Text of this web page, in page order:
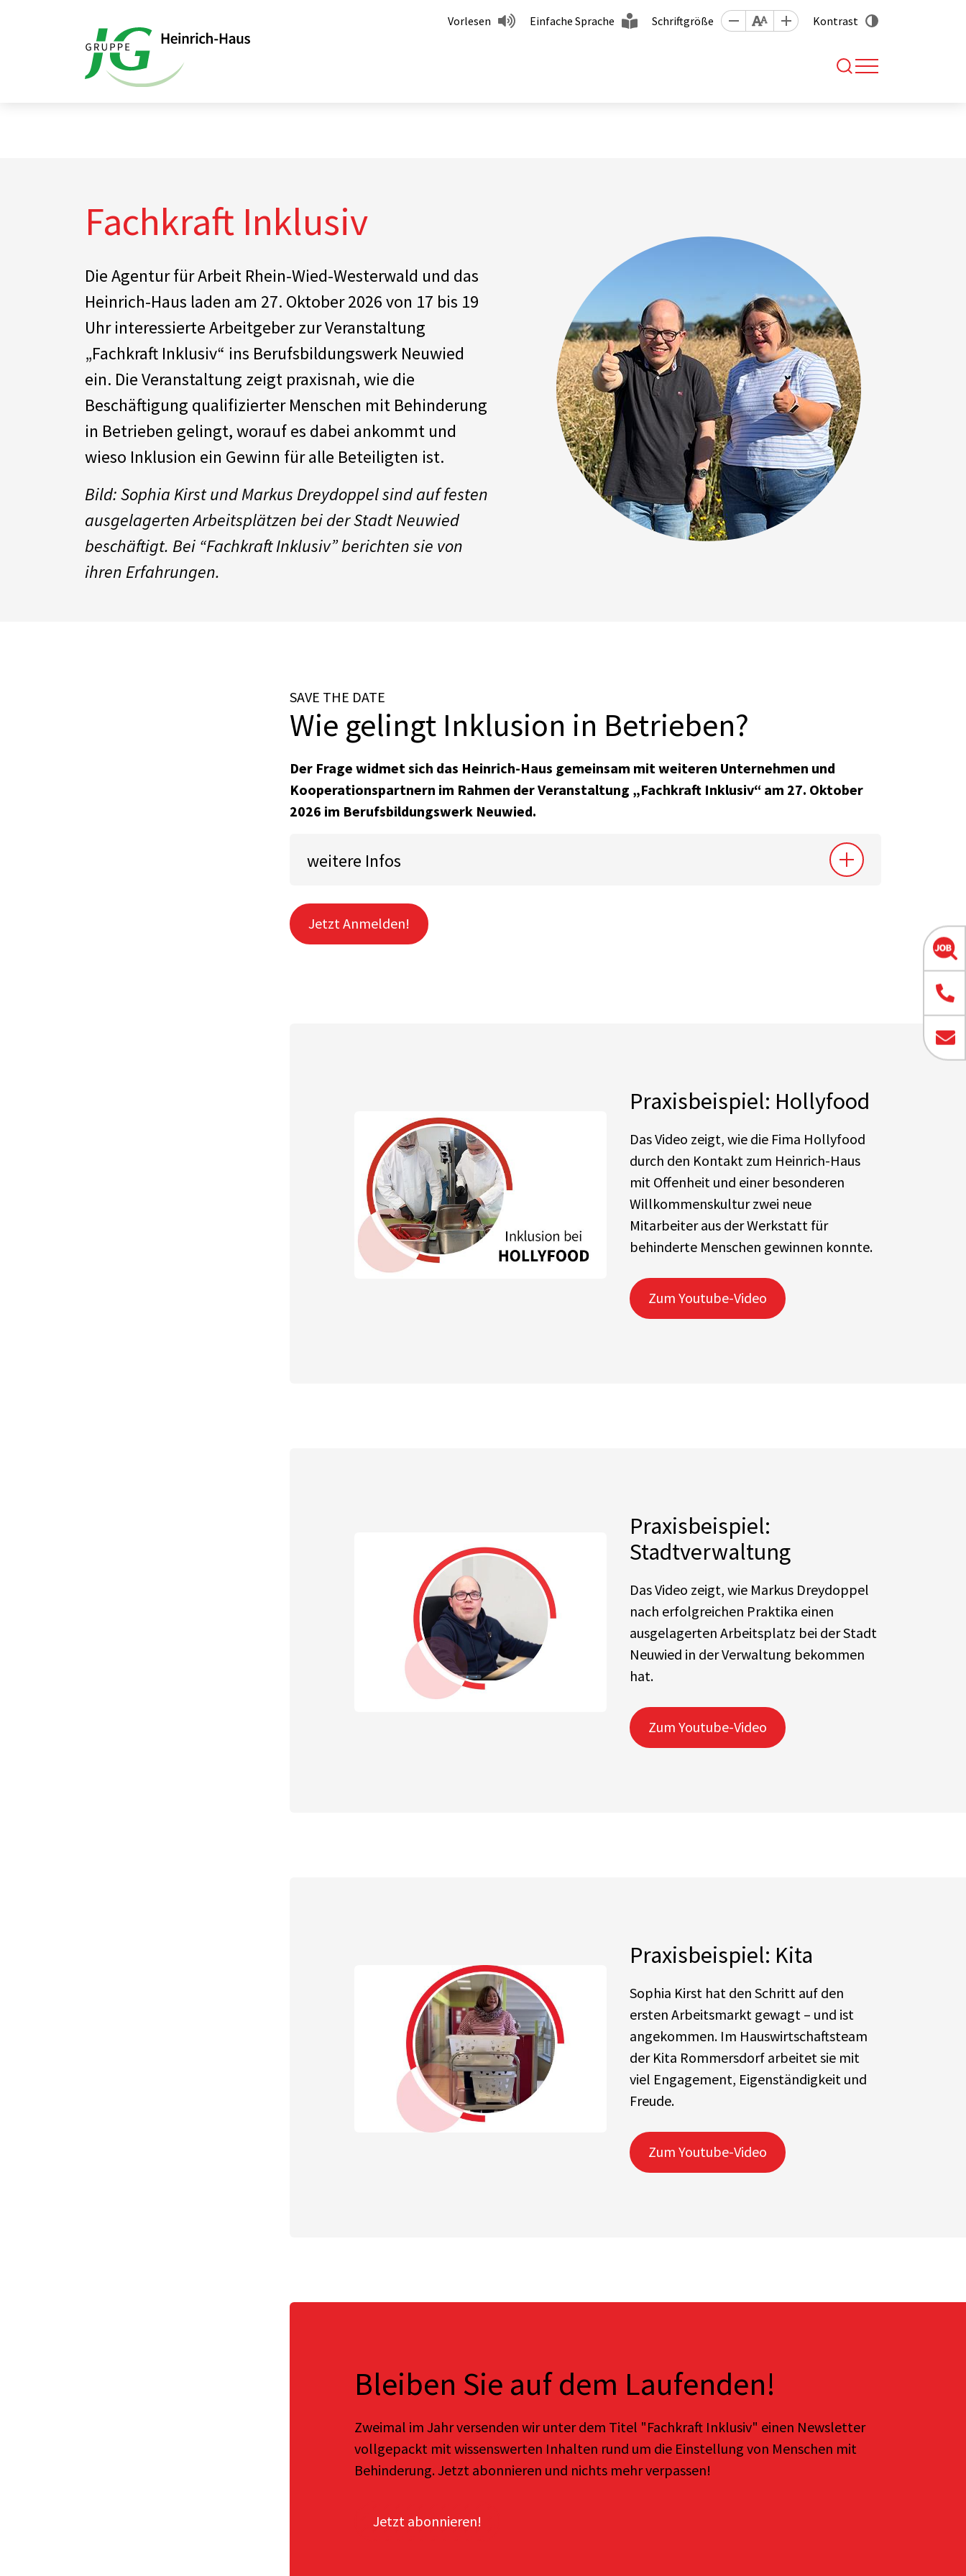
Vorlesen Einfache Sprache Schriftgröße Kontrast
Fachkraft Inklusiv
Die Agentur für Arbeit Rhein-Wied-Westerwald und das
Heinrich-Haus laden am 27. Oktober 2026 von 17 bis 19
Uhr interessierte Arbeitgeber zur Veranstaltung
„Fachkraft Inklusiv“ ins Berufsbildungswerk Neuwied
ein. Die Veranstaltung zeigt praxisnah, wie die
Beschäftigung qualifizierter Menschen mit Behinderung
in Betrieben gelingt, worauf es dabei ankommt und
wieso Inklusion ein Gewinn für alle Beteiligten ist.
Bild: Sophia Kirst und Markus Dreydoppel sind auf festen
ausgelagerten Arbeitsplätzen bei der Stadt Neuwied
beschäftigt. Bei “Fachkraft Inklusiv” berichten sie von
ihren Erfahrungen.
SAVE THE DATE
Wie gelingt Inklusion in Betrieben?
Der Frage widmet sich das Heinrich-Haus gemeinsam mit weiteren Unternehmen und
Kooperationspartnern im Rahmen der Veranstaltung „Fachkraft Inklusiv“ am 27. Oktober
2026 im Berufsbildungswerk Neuwied.
weitere Infos
Jetzt Anmelden!
Praxisbeispiel: Hollyfood
Das Video zeigt, wie die Fima Hollyfood
durch den Kontakt zum Heinrich-Haus
mit Offenheit und einer besonderen
Willkommenskultur zwei neue
Mitarbeiter aus der Werkstatt für
behinderte Menschen gewinnen konnte.
Zum Youtube-Video
Praxisbeispiel:
Stadtverwaltung
Das Video zeigt, wie Markus Dreydoppel
nach erfolgreichen Praktika einen
ausgelagerten Arbeitsplatz bei der Stadt
Neuwied in der Verwaltung bekommen
hat.
Zum Youtube-Video
Praxisbeispiel: Kita
Sophia Kirst hat den Schritt auf den
ersten Arbeitsmarkt gewagt – und ist
angekommen. Im Hauswirtschaftsteam
der Kita Rommersdorf arbeitet sie mit
viel Engagement, Eigenständigkeit und
Freude.
Zum Youtube-Video
Bleiben Sie auf dem Laufenden!
Zweimal im Jahr versenden wir unter dem Titel "Fachkraft Inklusiv" einen Newsletter
vollgepackt mit wissenswerten Inhalten rund um die Einstellung von Menschen mit
Behinderung. Jetzt abonnieren und nichts mehr verpassen!
Jetzt abonnieren!